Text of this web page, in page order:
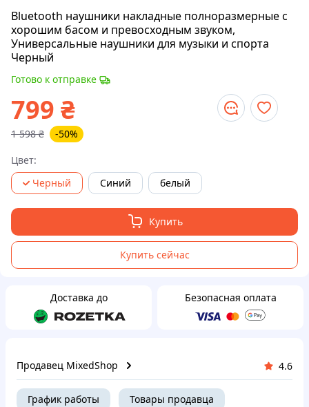
Bluetooth наушники накладные полноразмерные с
хорошим басом и превосходным звуком,
Универсальные наушники для музыки и спорта
Черный
Готово к отправке
799 ₴
1 598 ₴
-50%
Цвет:
Черный
Синий белый
Купить
Купить сейчас
Доставка до Безопасная оплата
Продавец MixedShop 4.6
График работы Товары продавца